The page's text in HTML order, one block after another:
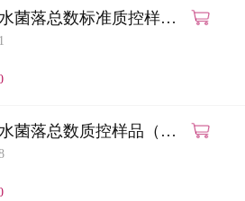
菌落总数标准质控样品
）
菌落总数质控样品（平